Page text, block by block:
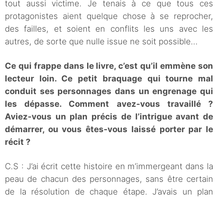
tout aussi victime. Je tenais à ce que tous ces
protagonistes aient quelque chose à se reprocher,
des failles, et soient en conflits les uns avec les
autres, de sorte que nulle issue ne soit possible…
Ce qui frappe dans le livre, c’est qu’il emmène son
lecteur loin. Ce petit braquage qui tourne mal
conduit ses personnages dans un engrenage qui
les dépasse. Comment avez-vous travaillé ?
Aviez-vous un plan précis de l’intrigue avant de
démarrer, ou vous êtes-vous laissé porter par le
récit ?
C.S : J’ai écrit cette histoire en m’immergeant dans la
peau de chacun des personnages, sans être certain
de la résolution de chaque étape. J’avais un plan